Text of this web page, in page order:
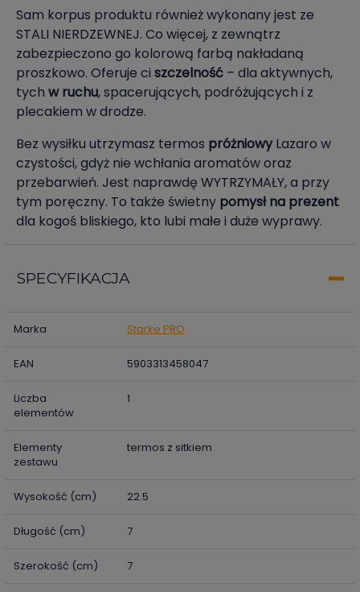
Sam korpus produktu również wykonany jest ze
STALI NIERDZEWNEJ. Co więcej, z zewnątrz
zabezpieczono go kolorową farbą nakładaną
proszkowo. Oferuje ci szczelność – dla aktywnych,
tych w ruchu, spacerujących, podróżujących i z
plecakiem w drodze.
Bez wysiłku utrzymasz termos próżniowyLazaro w
czystości, gdyż nie wchłania aromatów oraz
przebarwień. Jest naprawdę WYTRZYMAŁY, a przy
tym poręczny. To także świetny pomysł na prezent
dla kogoś bliskiego, kto lubi małe i duże wyprawy.
SPECYFIKACJA
Marka Starke PRO
EAN 5903313458047
Liczba
elementów
1
Elementy
zestawu
termos z sitkiem
Wysokość (cm) 22.5
Długość (cm) 7
Szerokość (cm) 7